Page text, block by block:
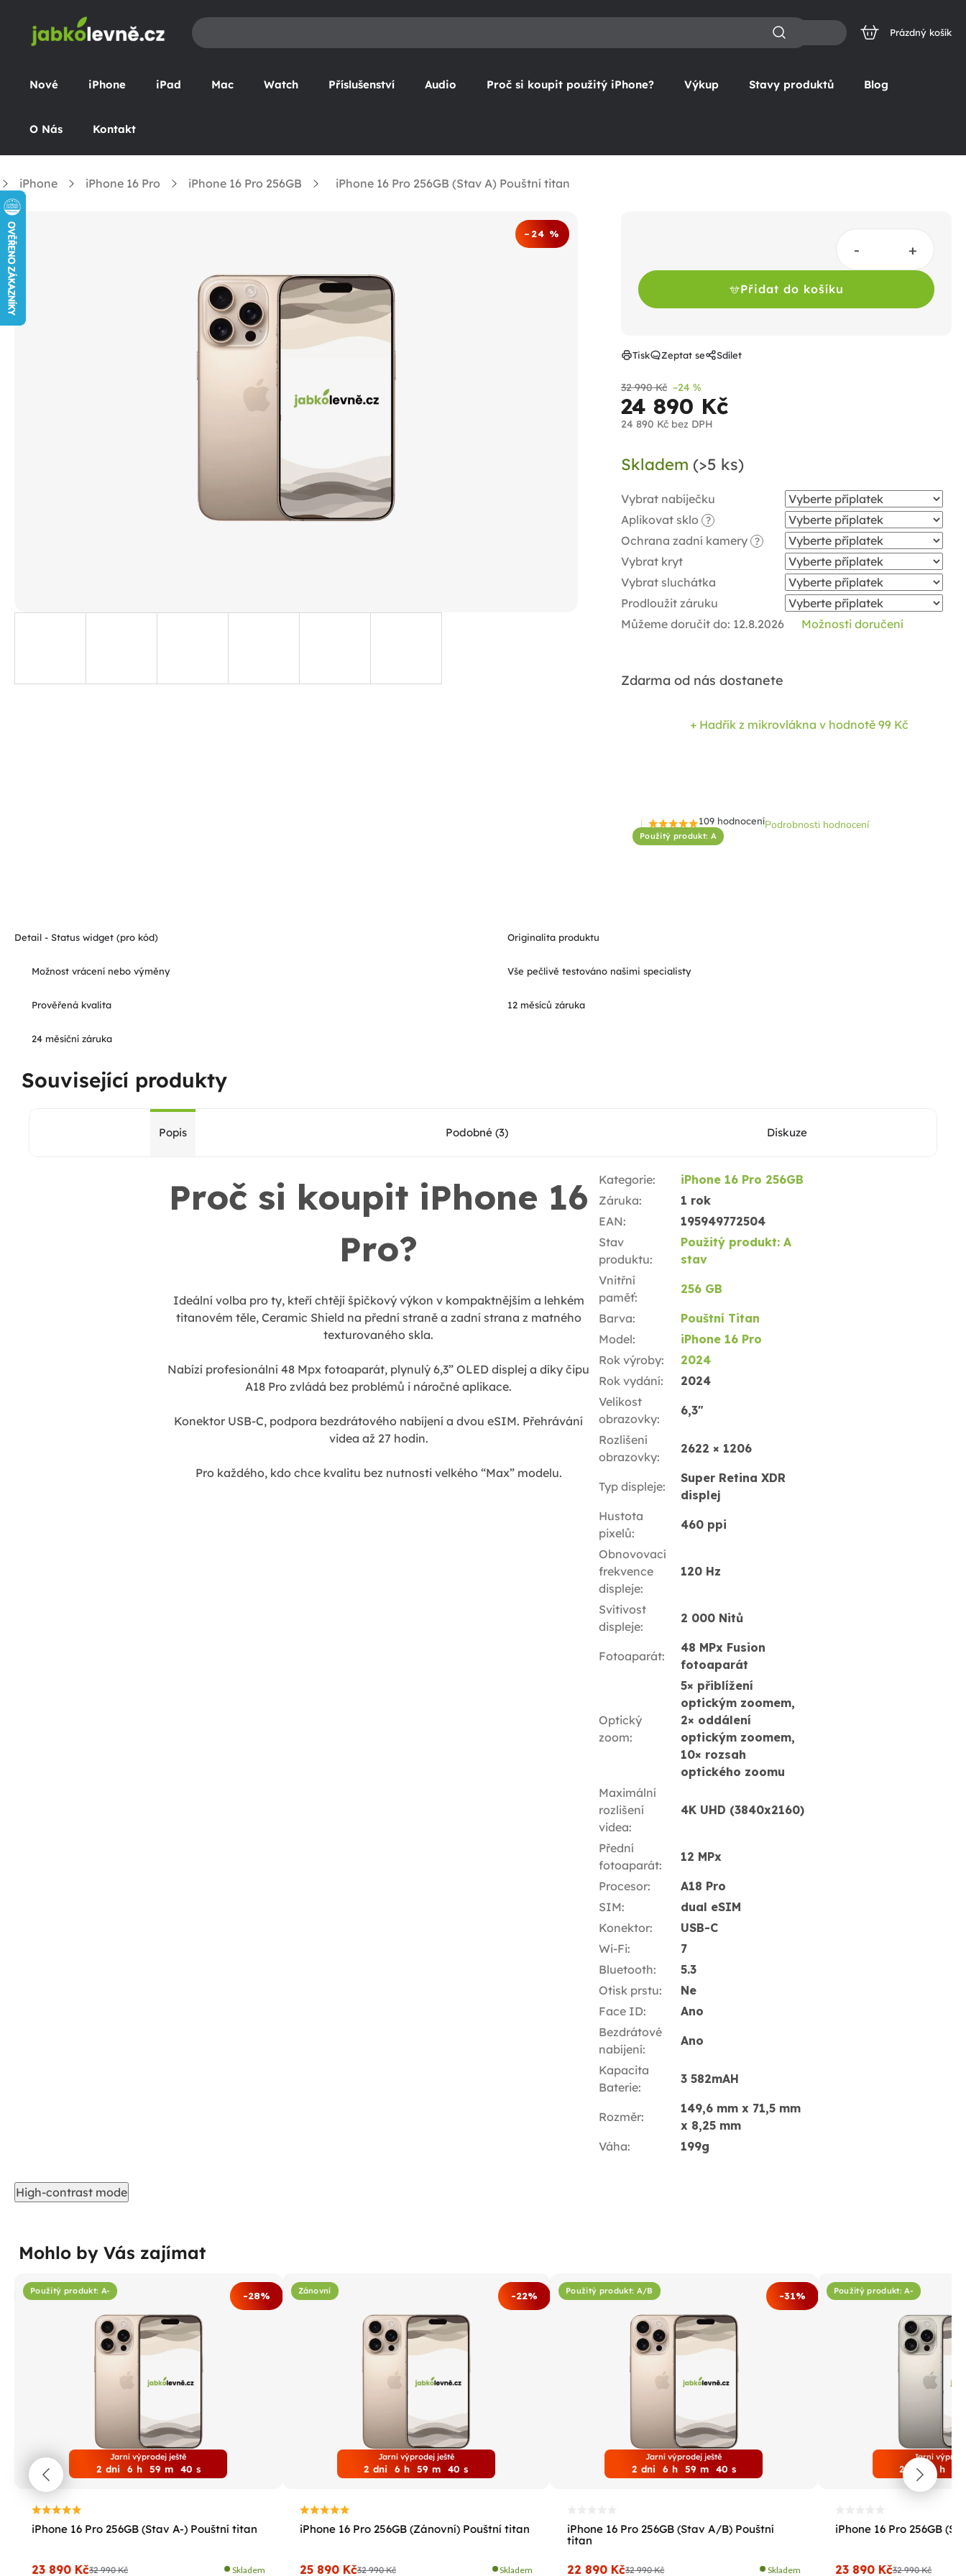
obsah
NÁKUPNÍ
Prázdný košík
Nové iPhone iPad Mac Watch Příslušenství Audio Proč si koupit použitý iPhone? Výkup Stavy produktů Blog
O Nás Kontakt
iPhone iPhone 16 Pro iPhone 16 Pro 256GB iPhone 16 Pro 256GB (Stav A) Pouštní titan
Použitý produkt: A
Průměrné
hodnocení
109 hodnoceníPodrobnosti hodnocení
–24 %
32 990 Kč –24 %
24 890 Kč
24 890 Kč bez DPH
cena:
Skladem (>5 ks)
Vybrat nabíječku
Aplikovat sklo
?
Ochrana zadní kamery ?
Vybrat kryt
Vybrat sluchátka
Prodloužit záruku
Můžeme doručit do: 12.8.2026 Možnosti doručení
Přidat do košíku
Zdarma od nás dostanete
+ Hadřík z mikrovlákna v hodnotě 99 Kč
Tisk Zeptat se Sdílet
Detail - Status widget (pro kód) Originalita produktu
Možnost vrácení nebo výměny Vše pečlivě testováno našimi specialisty
Prověřená kvalita 12 měsíců záruka
24 měsíční záruka
Související produkty
Popis Podobné (3) Diskuze
Proč si koupit iPhone 16
Pro?
Ideální volba pro ty, kteří chtějí špičkový výkon v kompaktnějším a lehkém
titanovém těle, Ceramic Shield na přední straně a zadní strana z matného
texturovaného skla.
Nabízí profesionální 48 Mpx fotoaparát, plynulý 6,3” OLED displej a díky čipu
A18 Pro zvládá bez problémů i náročné aplikace.
Konektor USB-C, podpora bezdrátového nabíjení a dvou eSIM. Přehrávání
videa až 27 hodin.
Pro každého, kdo chce kvalitu bez nutnosti velkého “Max” modelu.
Kategorie:
iPhone 16 Pro 256GB
Záruka:
1 rok
EAN:
195949772504
Stav
produktu:
Použitý produkt: A
stav
Vnitřní
paměť:
256 GB
Barva:
Pouštní Titan
Model:
iPhone 16 Pro
Rok výroby:
2024
Rok vydání:
2024
Velikost
obrazovky:
6,3"
Rozlišení
obrazovky:
2622 × 1206
Typ displeje:
Super Retina XDR
displej
Hustota
pixelů:
460 ppi
Obnovovací
frekvence
displeje:
120 Hz
Svítivost
displeje:
2 000 Nitů
Fotoaparát:
48 MPx Fusion
fotoaparát
Optický
zoom:
5× přiblížení
optickým zoomem,
2× oddálení
optickým zoomem,
10× rozsah
optického zoomu
Maximální
rozlišení
videa:
4K UHD (3840x2160)
Přední
fotoaparát:
12 MPx
Procesor:
A18 Pro
SIM:
dual eSIM
Konektor:
USB-C
Wi-Fi:
7
Bluetooth:
5.3
Otisk prstu:
Ne
Face ID:
Ano
Bezdrátové
nabíjení:
Ano
Kapacita
Baterie:
3 582mAH
Rozměr:
149,6 mm x 71,5 mm
x 8,25 mm
Váha: 199g
High-contrast mode
Mohlo by Vás zajímat
Použitý produkt: A- -28%
Jarní výprodej ještě
2 dni 6 h 59 m 39 s
iPhone 16 Pro 256GB (Stav A-) Pouštní titan
32 990 Kč
23 890 Kč Skladem
Zánovní -22%
Jarní výprodej ještě
2 dni 6 h 59 m 39 s
iPhone 16 Pro 256GB (Zánovní) Pouštní titan
32 990 Kč
25 890 Kč Skladem
Použitý produkt: A/B -31%
Jarní výprodej ještě
2 dni 6 h 59 m 39 s
iPhone 16 Pro 256GB (Stav A/B) Pouštní
titan
32 990 Kč
22 890 Kč Skladem
Použitý produkt: A-
Jarní
2 dni 6 h
iPhone 16 Pro 256GB
32 990 Kč
23 890 Kč